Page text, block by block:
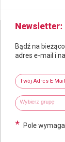
Newsletter
Bądź na
adres e-mail i
Twój adres e-
Wybierz grupy
Wpisz
* Pole